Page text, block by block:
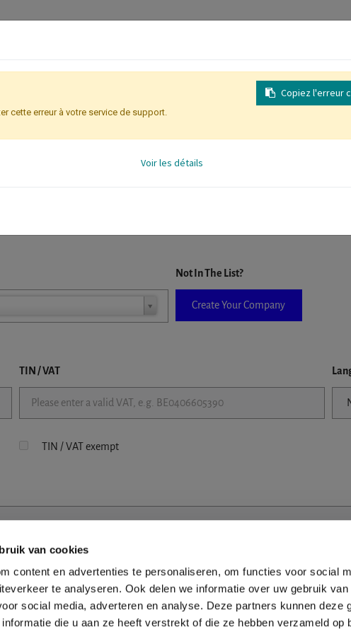
van cookies
content en advertenties te personaliseren, om functies voor social
te analyseren. Ook delen we informatie over uw gebruik van
social media, adverteren en analyse. Deze partners kunnen deze
die u aan ze heeft verstrekt of die ze hebben verzameld op
ID. When a company is selected it will auto-complete the form. If you don't
Not In The List?
Create Your Company
TIN / VAT
TIN / VAT exempt
Copiez l'erreur
cette erreur à votre service de support.
Voir les détails